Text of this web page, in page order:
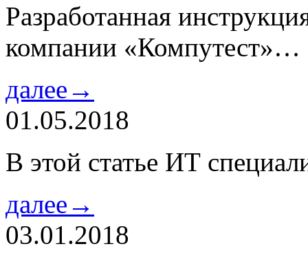
Разработанная
компании «Компутест»…
далее→
01.05.2018
В этой статье ИТ
далее→
03.01.2018